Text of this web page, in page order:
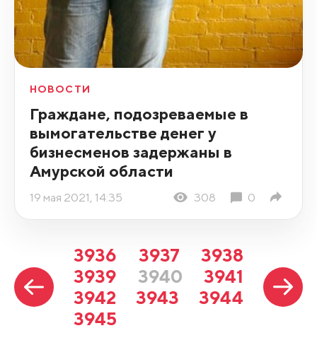
НОВОСТИ
Граждане, подозреваемые в
вымогательстве денег у
бизнесменов задержаны в
Амурской области
19 мая 2021, 14:35 308 0
3936 3937
3938
3939
3940
3941
3942
3943
3944
3945